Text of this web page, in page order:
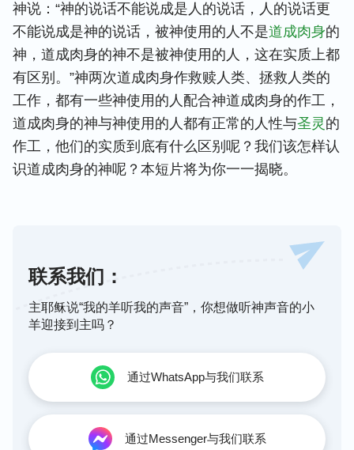
神说：“神的说话不能说成是人的说话，人的说话更
不能说成是神的说话，被神使用的人不是道成肉身的
神，道成肉身的神不是被神使用的人，这在实质上都
有区别。”神两次道成肉身作救赎人类、拯救人类的
工作，都有一些神使用的人配合神道成肉身的作工，
道成肉身的神与神使用的人都有正常的人性与圣灵 的
作工，他们的实质到底有什么区别呢？我们该怎样认
识道成肉身的神呢？本短片将为你一一揭晓。
联系我们：
主耶稣说“我的羊听我的声音”，你想做听神声音的小
羊迎接到主吗？
通过WhatsApp与我们联系
通过Messenger与我们联系